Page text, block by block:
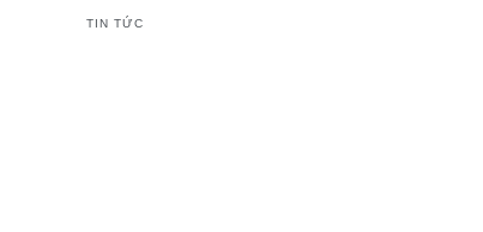
TIN TỨC